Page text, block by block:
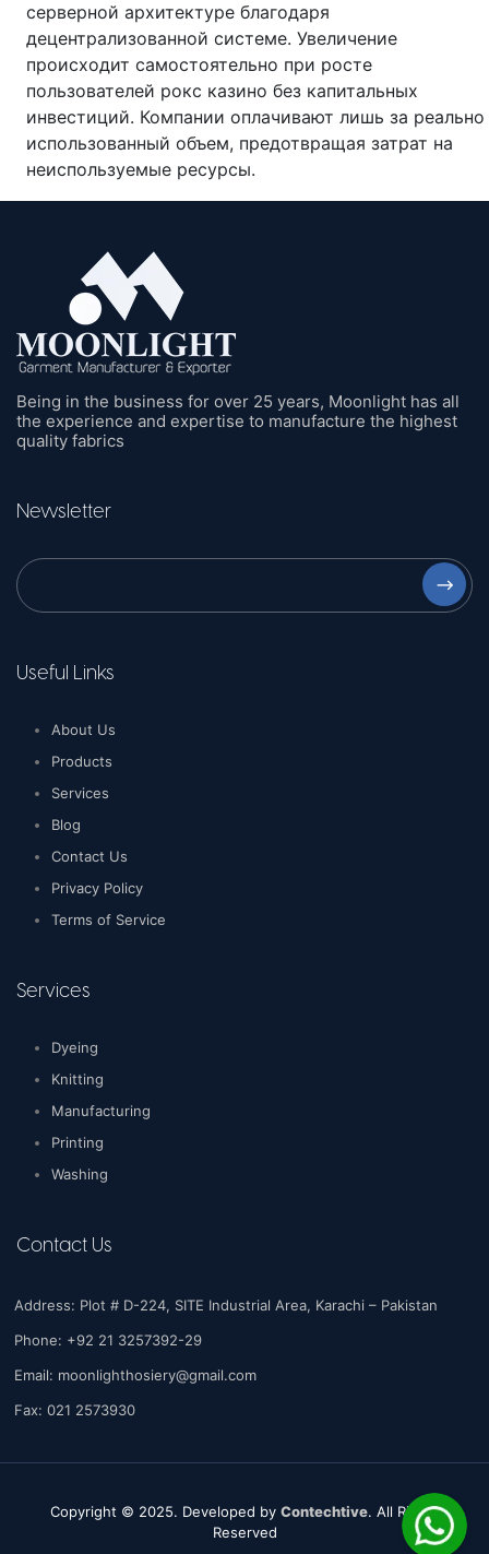
серверной архитектуре благодаря
децентрализованной системе. Увеличение
происходит самостоятельно при росте
пользователей рокс казино без капитальных
инвестиций. Компании оплачивают лишь за реально
использованный объем, предотвращая затрат на
неиспользуемые ресурсы.
Being in the business for over 25 years, Moonlight has all
the experience and expertise to manufacture the highest
quality fabrics
Newsletter
⟶
Useful Links
About Us
Products
Services
Blog
Contact Us
Privacy Policy
Terms of Service
Services
Dyeing
Knitting
Manufacturing
Printing
Washing
Contact Us
Address: Plot # D-224, SITE Industrial Area, Karachi – Pakistan
Phone: +92 21 3257392-29
Email: moonlighthosiery@gmail.com
Fax: 021 2573930
Copyright © 2025. Developed by Contechtive. All Rights
Reserved